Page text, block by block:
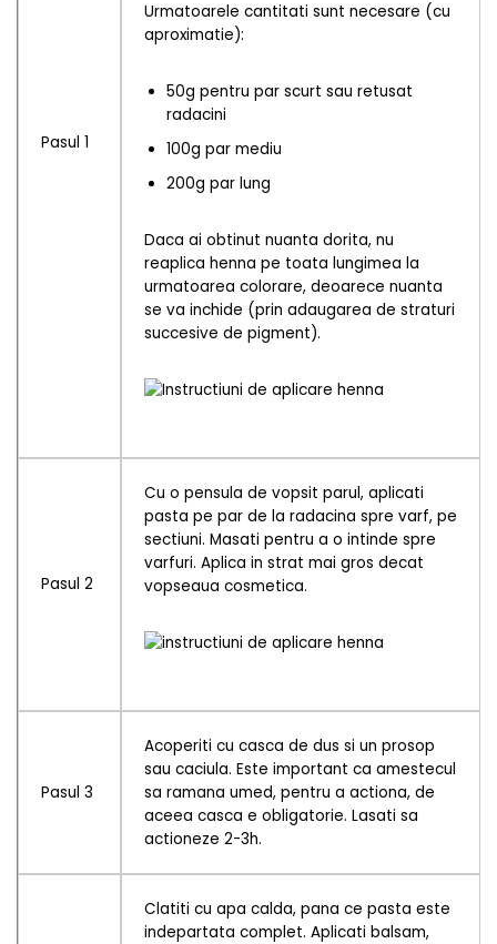
Pasul 1
Urmatoarele cantitati sunt necesare (cu
aproximatie):
50g pentru par scurt sau retusat
radacini
100g par mediu
200g par lung
Daca ai obtinut nuanta dorita, nu
reaplica henna pe toata lungimea la
urmatoarea colorare, deoarece nuanta
se va inchide (prin adaugarea de straturi
succesive de pigment).
Pasul 2
Cu o pensula de vopsit parul, aplicati
pasta pe par de la radacina spre varf, pe
sectiuni. Masati pentru a o intinde spre
varfuri. Aplica in strat mai gros decat
vopseaua cosmetica.
Pasul 3
Acoperiti cu casca de dus si un prosop
sau caciula. Este important ca amestecul
sa ramana umed, pentru a actiona, de
aceea casca e obligatorie. Lasati sa
actioneze 2-3h.
Clatiti cu apa calda, pana ce pasta este
indepartata complet. Aplicati balsam,